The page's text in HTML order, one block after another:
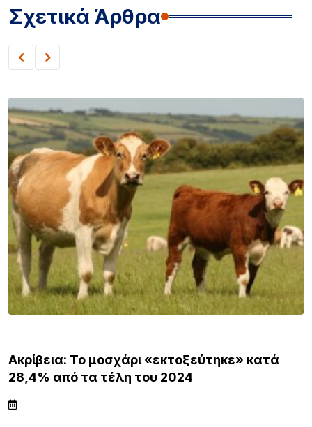
Σχετικά Άρθρα
Ακρίβεια: Το μοσχάρι «εκτοξεύτηκε» κατά
28,4% από τα τέλη του 2024